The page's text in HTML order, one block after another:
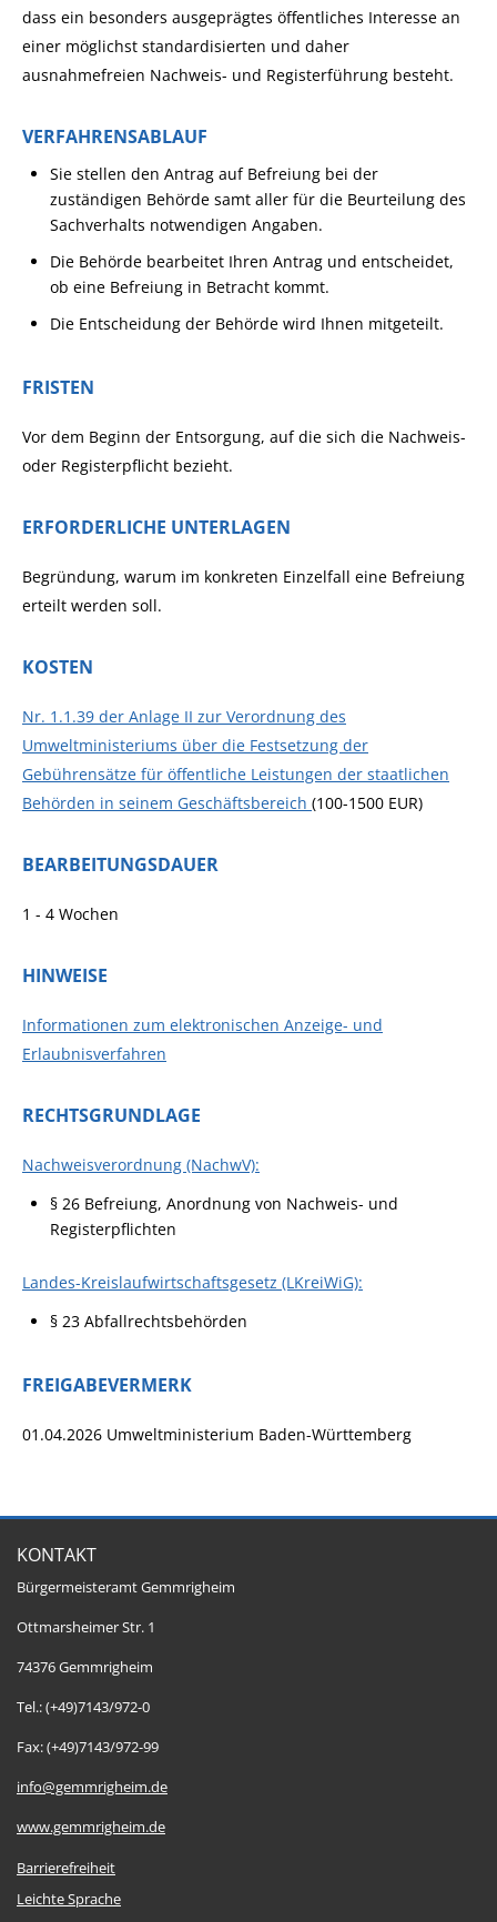
dass ein besonders ausgeprägtes öffentliches Interesse an
einer möglichst standardisierten und daher
ausnahmefreien Nachweis- und Registerführung besteht.
VERFAHRENSABLAUF
Sie stellen den Antrag auf Befreiung bei der
zuständigen Behörde samt aller für die Beurteilung des
Sachverhalts notwendigen Angaben.
Die Behörde bearbeitet Ihren Antrag und entscheidet,
ob eine Befreiung in Betracht kommt.
Die Entscheidung der Behörde wird Ihnen mitgeteilt.
FRISTEN
Vor dem Beginn der Entsorgung, auf die sich die Nachweis-
oder Registerpflicht bezieht.
ERFORDERLICHE UNTERLAGEN
Begründung, warum im konkreten Einzelfall eine Befreiung
erteilt werden soll.
KOSTEN
Nr. 1.1.39 der Anlage II zur Verordnung des
Umweltministeriums über die Festsetzung der
Gebührensätze für öffentliche Leistungen der staatlichen
Behörden in seinem Geschäftsbereich (100-1500 EUR)
BEARBEITUNGSDAUER
1 - 4 Wochen
HINWEISE
Informationen zum elektronischen Anzeige- und
Erlaubnisverfahren
RECHTSGRUNDLAGE
Nachweisverordnung (NachwV):
§ 26 Befreiung, Anordnung von Nachweis- und
Registerpflichten
Landes-Kreislaufwirtschaftsgesetz (LKreiWiG):
§ 23 Abfallrechtsbehörden
FREIGABEVERMERK
01.04.2026 Umweltministerium Baden-Württemberg
KONTAKT
Bürgermeisteramt Gemmrigheim
Ottmarsheimer Str. 1
74376 Gemmrigheim
Tel.: (+49)7143/972-0
Fax: (+49)7143/972-99
info@gemmrigheim.de
www.gemmrigheim.de
Barrierefreiheit
Leichte Sprache